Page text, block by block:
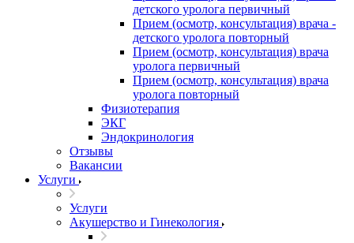
детского уролога первичный
Прием (осмотр, консультация) врача -
детского уролога повторный
Прием (осмотр, консультация) врача
уролога первичный
Прием (осмотр, консультация) врача
уролога повторный
Физиотерапия
ЭКГ
Эндокринология
Отзывы
Вакансии
Услуги
Услуги
Акушерство и Гинекология